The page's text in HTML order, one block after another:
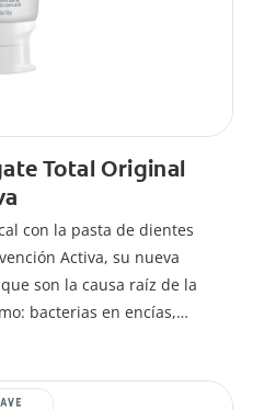
Total Original
con la pasta de dientes
Activa, su nueva
son la causa raíz de la
bacterias en encías,